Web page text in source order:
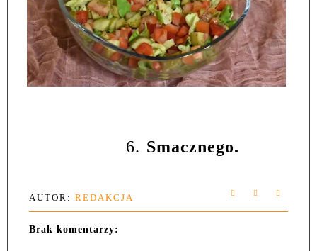
6. Smacznego.
AUTOR: REDAKCJA
Brak komentarzy: